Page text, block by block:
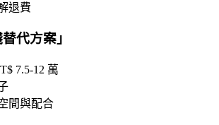
退費
代方案 」
7.5-12 萬
間與配合